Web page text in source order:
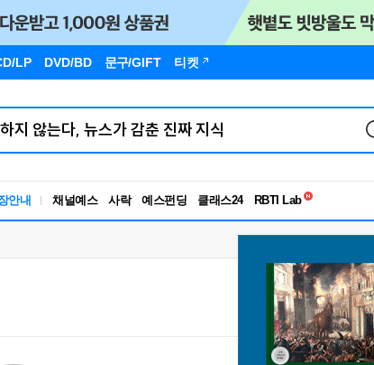
LP DVD/BD 문구/GIFT 티켓
안내 채널예스 사락 예스펀딩 클래스24
RBTI Lab
독서유형검사